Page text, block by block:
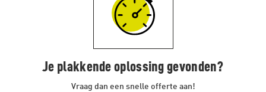
Je plakkende oplossing gevonden?
Vraag dan een snelle offerte aan!